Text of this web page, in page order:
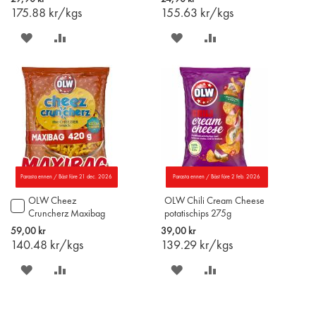
175.88 kr/kgs
varukorgen
SPARA
ÖNSKELISTAN
JÄMFÖR
155.63 kr/kgs
varukorgen
SPARA
ÖNSKELISTAN
JÄMFÖR
Parasta ennen / Bäst före 21 dec. 2026
OLW Cheez
Cruncherz Maxibag
420g
59,00 kr
140.48 kr/kgs
Lägg
till
i
varukorgen
SPARA
Parasta ennen / Bäst före 2 feb. 2026
OLW Chili Cream Cheese
potatischips 275g
39,00 kr
139.29 kr/kgs
SPARA